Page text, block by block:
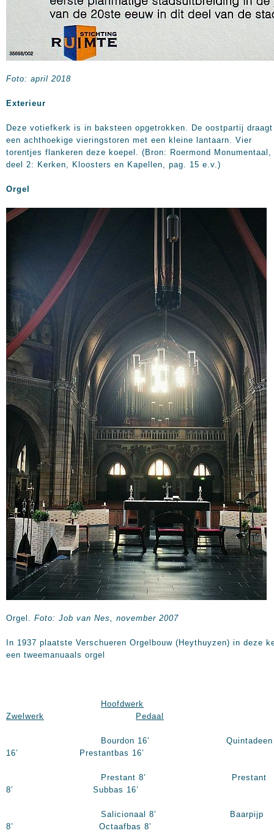
Foto: april 2018
Exterieur
Deze votiefkerk is in baksteen opgetrokken. De oostpartij draagt
een achthoekige vieringstoren met een kleine lantaarn. Vier
torentjes flankeren deze koepel. (Bron: Roermond Monumentaal,
deel 2: Kerken, Kloosters en Kapellen, pag. 15 e.v.)
Orgel
Orgel. Foto: Job van Nes, november 2007
In 1937 plaatste Verschueren Orgelbouw (Heythuyzen) in deze
een tweemanuaals orgel
Hoofdwerk
Zwelwerk
Pedaal
Bourdon 16’ Quintadeen
16’ Prestantbas 16’
Prestant 8’ Prestant
8’ Subbas 16’
Salicionaal 8’ Baarpijp
8’ Octaafbas 8’